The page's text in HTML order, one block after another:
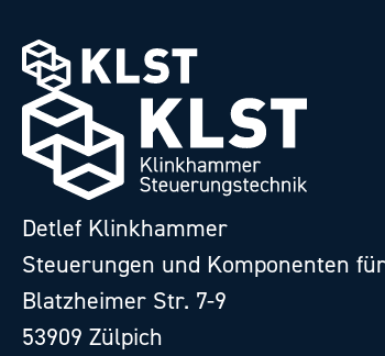
Detlef Klinkhammer
Steuerungen und Komponenten
Blatzheimer Str. 7-9
53909 Zülpich